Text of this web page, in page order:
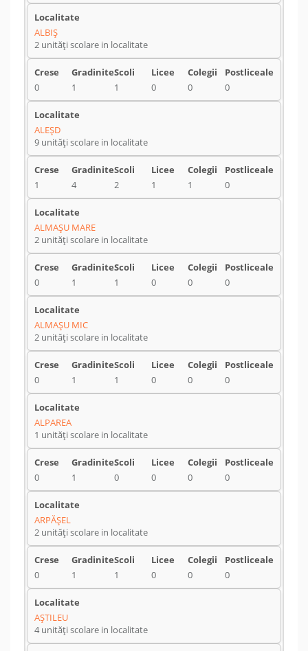
ALBIŞ
2 unități scolare in localitate
0 1 1 0 0 0
ALEŞD
9 unități scolare in localitate
1 4 2 1 1 0
ALMAŞU MARE
2 unități scolare in localitate
0 1 1 0 0 0
ALMAŞU MIC
2 unități scolare in localitate
0 1 1 0 0 0
ALPAREA
1 unități scolare in localitate
0 1 0 0 0 0
ARPĂŞEL
2 unități scolare in localitate
0 1 1 0 0 0
AŞTILEU
4 unități scolare in localitate